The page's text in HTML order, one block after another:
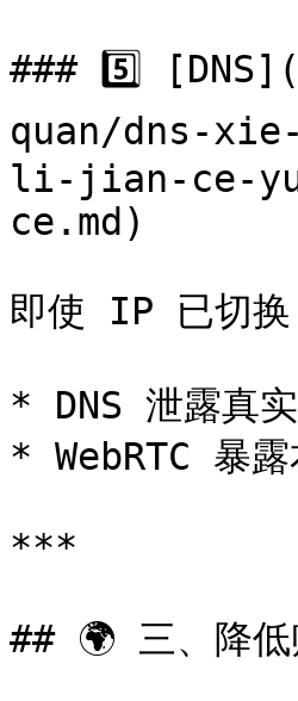
### 5️⃣
quan/dns-
li-jian-ce-
ce.md)
即使 IP 已切换
* DNS 泄露真
* WebRTC 暴
***
## 🌍 三、降低